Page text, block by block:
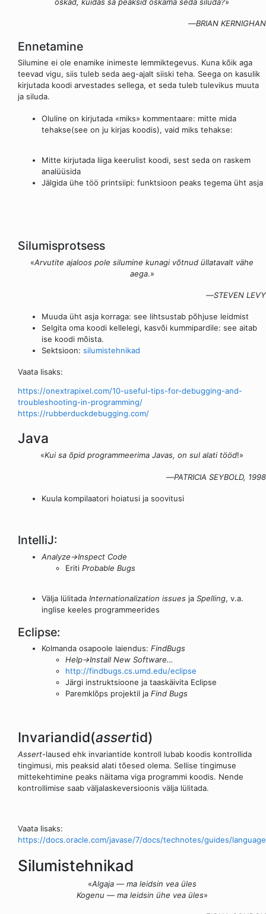
—BRIAN KERNIGHAN
Ennetamine
Silumine ei ole enamike inimeste lemmiktegevus. Kuna kõik aga
teevad vigu, siis tuleb seda aeg-ajalt siiski teha. Seega on kasulik
kirjutada koodi arvestades sellega, et seda tuleb tulevikus muuta
ja siluda.
Oluline on kirjutada «miks» kommentaare: mitte mida
tehakse(see on ju kirjas koodis), vaid miks tehakse:
Mitte kirjutada liiga keerulist koodi, sest seda on raskem
analüüsida
Jälgida ühe töö printsiipi: funktsioon peaks tegema üht asja
Silumisprotsess
«Arvutite ajaloos pole silumine kunagi võtnud üllatavalt vähe
aega.»
—STEVEN LEVY
Muuda üht asja korraga: see lihtsustab põhjuse leidmist
Selgita oma koodi kellelegi, kasvõi kummipardile: see aitab
ise koodi mõista.
Sektsioon: silumistehnikad
Vaata lisaks:
https://onextrapixel.com/10-useful-tips-for-debugging-and-
troubleshooting-in-programming/
https://rubberduckdebugging.com/
Java
«Kui sa õpid programmeerima Javas, on sul alati tööd!»
—PATRICIA SEYBOLD, 1998
Kuula kompilaatori hoiatusi ja soovitusi
IntelliJ:
Analyze→Inspect Code
Eriti Probable Bugs
Välja lülitada Internationalization issues ja Spelling, v.a.
inglise keeles programmeerides
Eclipse:
Kolmanda osapoole laiendus: FindBugs
Help→Install New Software…
http://findbugs.cs.umd.edu/eclipse
Järgi instruktsioone ja taaskäivita Eclipse
Paremklõps projektil ja Find Bugs
Invariandid(assertid)
Assert-laused ehk invariantide kontroll lubab koodis kontrollida
tingimusi, mis peaksid alati tõesed olema. Sellise tingimuse
mittekehtimine peaks näitama viga programmi koodis. Nende
kontrollimise saab väljalaskeversioonis välja lülitada.
Vaata lisaks:
https://docs.oracle.com/javase/7/docs/technotes/guides/
Silumistehnikad
«Algaja — ma leidsin vea üles
Kogenu — ma leidsin ühe vea üles»